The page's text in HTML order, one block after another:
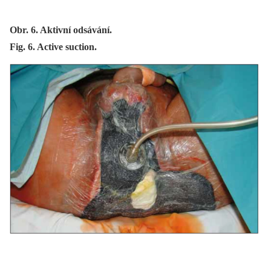
Obr. 6. Aktivní odsávání.
Fig. 6. Active suction.